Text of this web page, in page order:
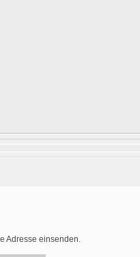
Adresse einsenden.